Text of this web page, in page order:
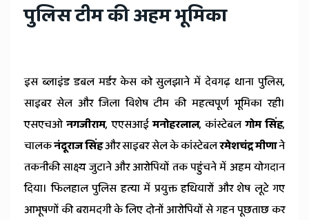
पुलिस टीम की अहम भूमिका
इस ब्लाइंड डबल मर्डर केस को सुलझाने में देवगढ़ थाना पुलिस,
साइबर सेल और जिला विशेष टीम की महत्वपूर्ण भूमिका रही।
एसएचओनगजीराम, एएसआईमनोहरलाल, कांस्टेबलगोम सिंह,
चालकनंदूराज सिंहऔर साइबर सेल के कांस्टेबलरमेशचंद्र मीणाने
तकनीकी साक्ष्य जुटाने और आरोपियों तक पहुंचने में अहम योगदान
दिया। फिलहाल पुलिस हत्या में प्रयुक्त हथियारों और शेष लूटे गए
आभूषणों की बरामदगी के लिए दोनों आरोपियों से गहन पूछताछ कर